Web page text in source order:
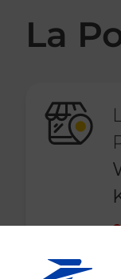
La